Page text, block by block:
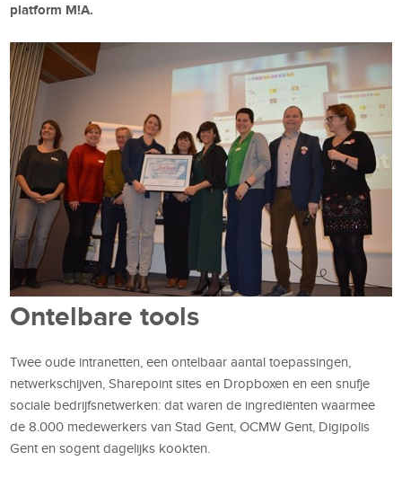
platform M!A.
Ontelbare tools
Twee oude intranetten, een ontelbaar aantal toepassingen,
netwerkschijven, Sharepoint sites en Dropboxen en een snufje
sociale bedrijfsnetwerken: dat waren de ingrediënten waarmee
de 8.000 medewerkers van Stad Gent, OCMW Gent, Digipolis
Gent en sogent dagelijks kookten.